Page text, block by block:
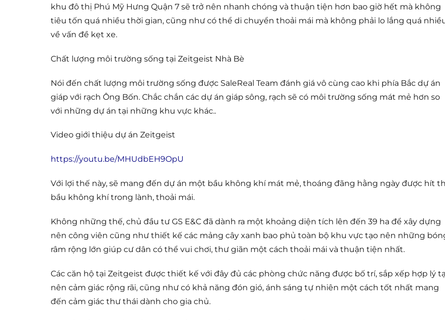
khu đô thị Phú Mỹ Hưng Quận 7 sẽ trở nên nhanh chóng và thuận tiện hơn bao giờ hết mà không
tiêu tốn quá nhiều thời gian, cũng như có thể di chuyển thoải mái mà không phải lo lắng quá
về vấn đề kẹt xe.
Chất lượng môi trường sống tại Zeitgeist Nhà Bè
Nói đến chất lượng môi trường sống được SaleReal Team đánh giá vô cùng cao khi phía Bắc dự án
giáp với rạch Ông Bốn. Chắc chắn các dự án giáp sông, rạch sẽ có môi trường sống mát mẻ hơn so
với những dự án tại những khu vực khác..
Video giới thiệu dự án Zeitgeist
https://youtu.be/MHUdbEH9OpU
Với lợi thế này, sẽ mang đến dự án một bầu không khí mát mẻ, thoáng đãng hằng ngày được hít
bầu không khí trong lành, thoải mái.
Không những thế, chủ đầu tư GS E&C đã dành ra một khoảng diện tích lên đến 39 ha để xây dựng
nên công viên cũng như thiết kế các mảng cây xanh bao phủ toàn bộ khu vực tạo nên những
râm rộng lớn giúp cư dân có thể vui chơi, thư giãn một cách thoải mái và thuận tiện nhất.
Các căn hộ tại Zeitgeist được thiết kế với đây đủ các phòng chức năng được bố trí, sắp xếp hợp lý
nên cảm giác rộng rãi, cũng như có khả năng đón gió, ánh sáng tự nhiên một cách tốt nhất mang
đến cảm giác thư thái dành cho gia chủ.